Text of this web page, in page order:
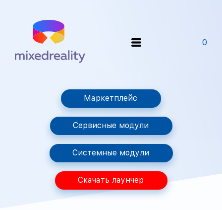
0
Маркетплейс
Сервисные модули
Системные модули
Скачать лаунчер